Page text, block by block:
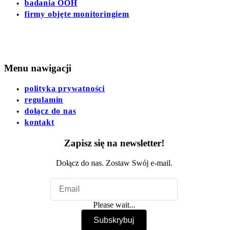
badania OOH
firmy objęte monitoringiem
Menu nawigacji
polityka prywatności
regulamin
dołącz do nas
kontakt
Zapisz się na newsletter!
Dołącz do nas. Zostaw Swój e-mail.
Please wait...
Subskrybuj